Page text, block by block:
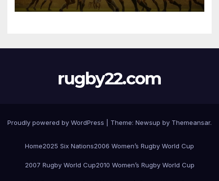
rugby22.com
Proudly powered by WordPress Theme: Newsup by Themeansar.
Home2025 Six Nations2006 Women’s Rugby World Cup
2007 Rugby World Cup2010 Women’s Rugby World Cup